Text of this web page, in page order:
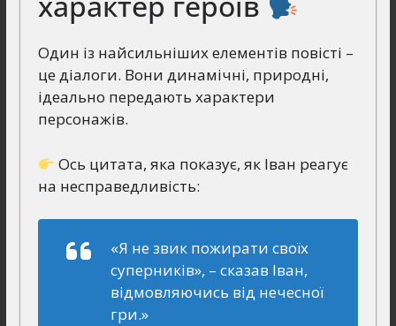
Один із найсильніших елементів повісті –
це діалоги. Вони динамічні, природні,
ідеально передають характери
персонажів.
Ось цитата, яка показує, як Іван реагує
на несправедливість:
«Я не звик пожирати своїх
суперників», – сказав Іван,
відмовляючись від нечесної
гри.»